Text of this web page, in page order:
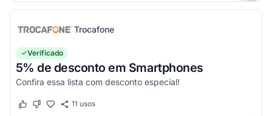
Trocafone
Verificado
5% de desconto em Smartphones
Confira essa lista com desconto especial!
Este cupom funcionou
Este cupom não funcionou
11 usos